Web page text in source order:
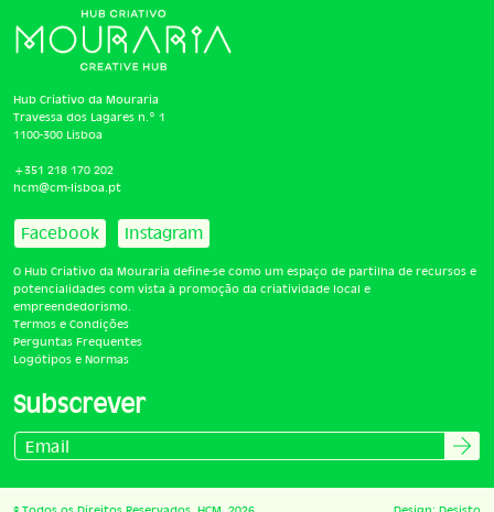
Hub Criativo da Mouraria
Travessa dos Lagares n.º 1
1100-300 Lisboa
+351 218 170 202
hcm@cm-lisboa.pt
Facebook Instagram
O Hub Criativo da Mouraria define-se como um espaço de partilha de recursos e
potencialidades com vista à promoção da criatividade local e
empreendedorismo.
Termos e Condições
Perguntas Frequentes
Logótipos e Normas
Subscrever